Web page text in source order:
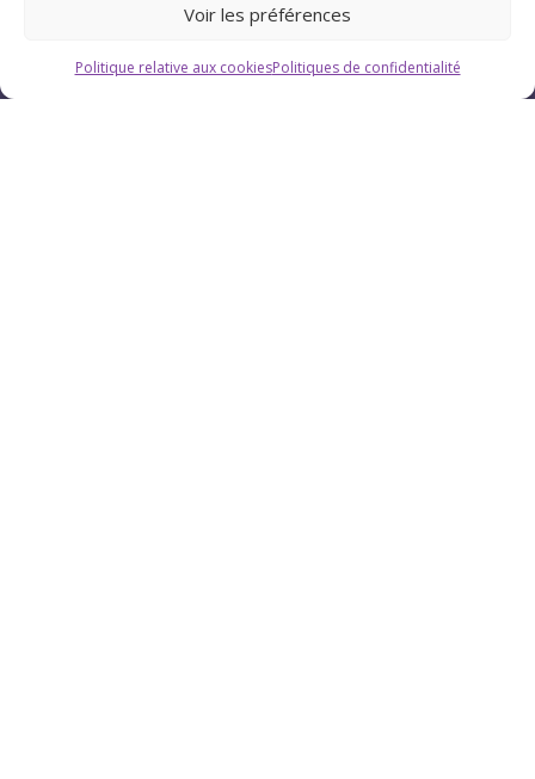
Voir les préférences
Politique relative aux cookiesPolitiques de confidentialité